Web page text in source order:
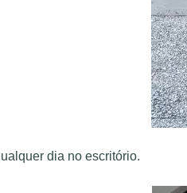
dia no escritório.